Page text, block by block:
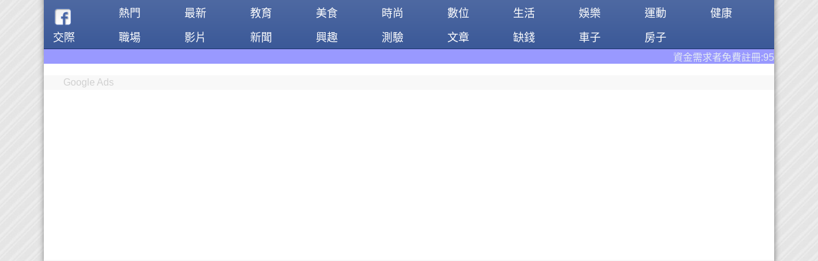
熱門 最新 教育 美食 時尚 數位 生活 娛樂 運動
健康
交際
職場 影片 新聞 興趣 測驗 文章 缺錢 車子 房子
資金需求者免費註冊:9597借錢網。全台前三大借錢網
Google Ads